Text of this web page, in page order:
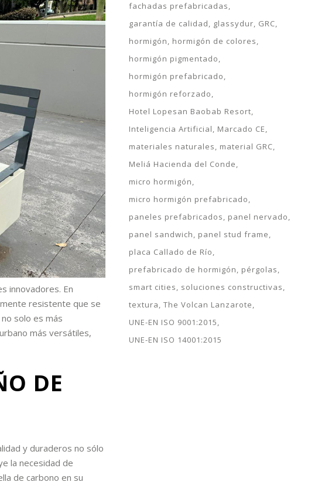
innovadores. En
resistente que se
solo es más
más versátiles,
DE
y duraderos no sólo
la necesidad de
de carbono en su
fachadas prefabricadas
garantía de calidad
glassydur GRC
hormigón
hormigón de colores
hormigón pigmentado
hormigón prefabricado
hormigón reforzado
Hotel Lopesan Baobab Resort
Inteligencia Artificial
Marcado CE
materiales naturales
material GRC
Meliá Hacienda del Conde
micro hormigón
micro hormigón prefabricado
paneles prefabricados
panel nervado
panel sandwich
panel stud frame
placa Callado de Río
prefabricado de hormigón
pérgolas
smart cities
soluciones constructivas
textura The Volcan Lanzarote
UNE-EN ISO 9001:2015
UNE-EN ISO 14001:2015